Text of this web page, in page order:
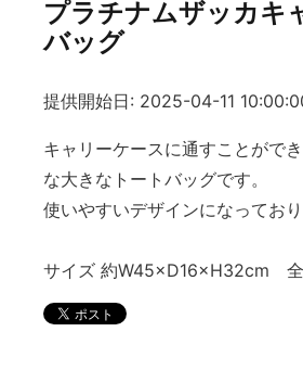
プラチナムザッカキ
バッグ
提供開始日: 2025-04-11
キャリーケースに通すことがで
な大きなトートバッグです。
使いやすいデザインになってお
サイズ 約W45×D16×H32cm